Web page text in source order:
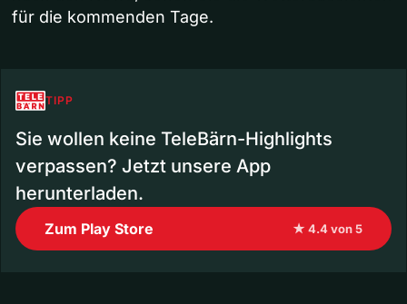
für die kommenden Tage.
TIPP
Sie wollen keine TeleBärn-Highlights
verpassen? Jetzt unsere App
herunterladen.
Zum Play Store ★ 4.4 von 5